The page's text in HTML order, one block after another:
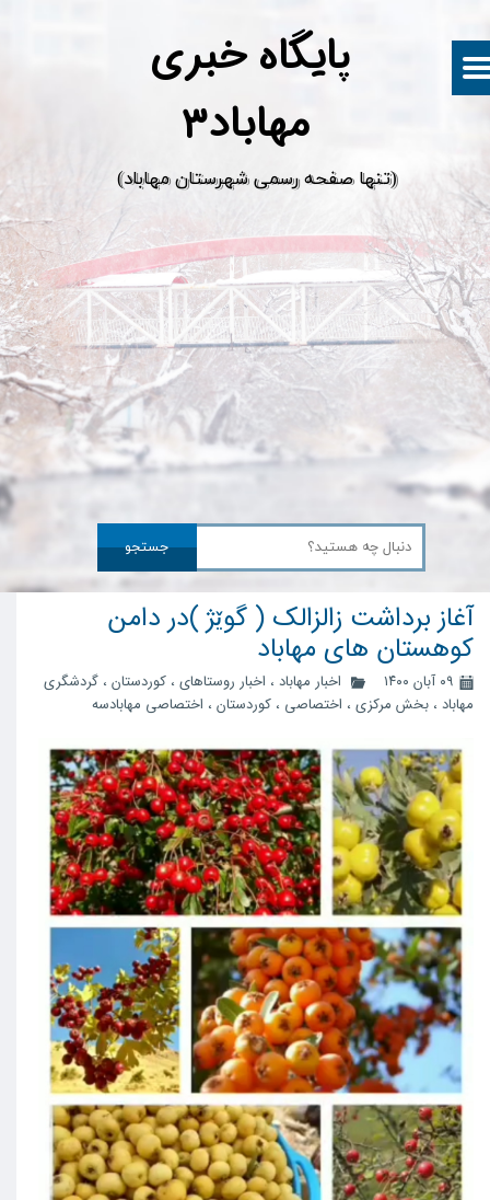
پایگاه خبری
​(تنها صفحه رسمی شهرستان مهاباد)
جستجو
آغاز برداشت زالزالک ( گوێژ )در دامن
کوهستان های مهاباد
۰۹ آبان ۱۴۰۰ اخبار مهاباد ، اخبار روستاهای ، کوردستان ، گردشگری
مهاباد ، بخش مرکزی ، اختصاصی ، کوردستان ، اختصاصی مهابادسه